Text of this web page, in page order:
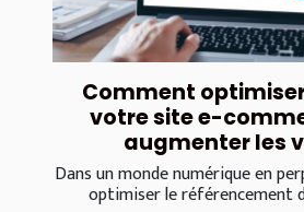
Comment optimiser
votre site e-
augmenter les
Dans un monde numérique en
optimiser le référencement